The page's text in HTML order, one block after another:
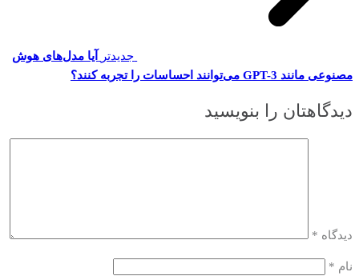
جدیدتر
آیا مدل‌های هوش
مصنوعی مانند GPT-3 می‌توانند احساسات را تجربه کنند؟
دیدگاهتان را بنویسید
دیدگاه *
نام *